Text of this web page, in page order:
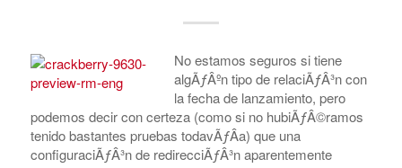
No estamos seguros si tiene
algÃƒÂºn tipo de relaciÃƒÂ³n con
la fecha de lanzamiento, pero
podemos decir con certeza (como si no hubiÃƒÂ©ramos
tenido bastantes pruebas todavÃƒÂ­a) que una
configuraciÃƒÂ³n de redirecciÃƒÂ³n aparentemente